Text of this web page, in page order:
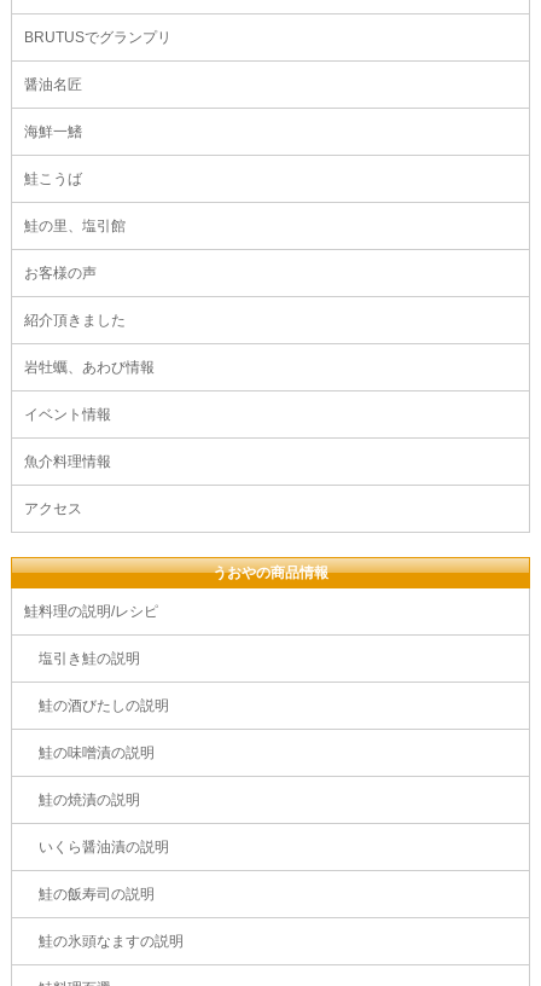
BRUTUSでグランプリ
醤油名匠
海鮮一鰭
鮭こうば
鮭の里、塩引館
お客様の声
紹介頂きました
岩牡蠣、あわび情報
イベント情報
魚介料理情報
アクセス
うおやの商品情報
鮭料理の説明/レシピ
塩引き鮭の説明
鮭の酒びたしの説明
鮭の味噌漬の説明
鮭の焼漬の説明
いくら醤油漬の説明
鮭の飯寿司の説明
鮭の氷頭なますの説明